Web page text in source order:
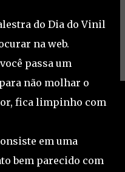
do Dia do Vinil
na web.
passa um
não molhar o
fica limpinho com
em uma
bem parecido com